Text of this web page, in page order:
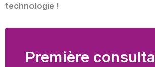
technologie !
Première